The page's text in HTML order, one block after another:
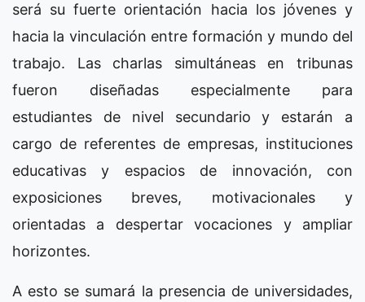
será su fuerte orientación hacia los jóvenes y
hacia la vinculación entre formación y mundo del
trabajo. Las charlas simultáneas en tribunas
fueron diseñadas especialmente para
estudiantes de nivel secundario y estarán a
cargo de referentes de empresas, instituciones
educativas y espacios de innovación, con
exposiciones breves, motivacionales y
orientadas a despertar vocaciones y ampliar
horizontes.
A esto se sumará la presencia de universidades,